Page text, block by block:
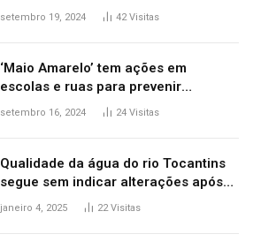
durante confusão no trânsito
setembro 19, 2024 42Visitas
‘Maio Amarelo’ tem ações em
escolas e ruas para prevenir
acidentes no trânsito no AP
setembro 16, 2024 24 Visitas
Qualidade da água do rio Tocantins
segue sem indicar alterações após
desabamento da ponte entre MA e
janeiro 4, 2025 22Visitas